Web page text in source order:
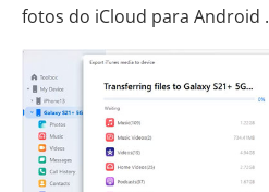
fotos do iCloud para Android .